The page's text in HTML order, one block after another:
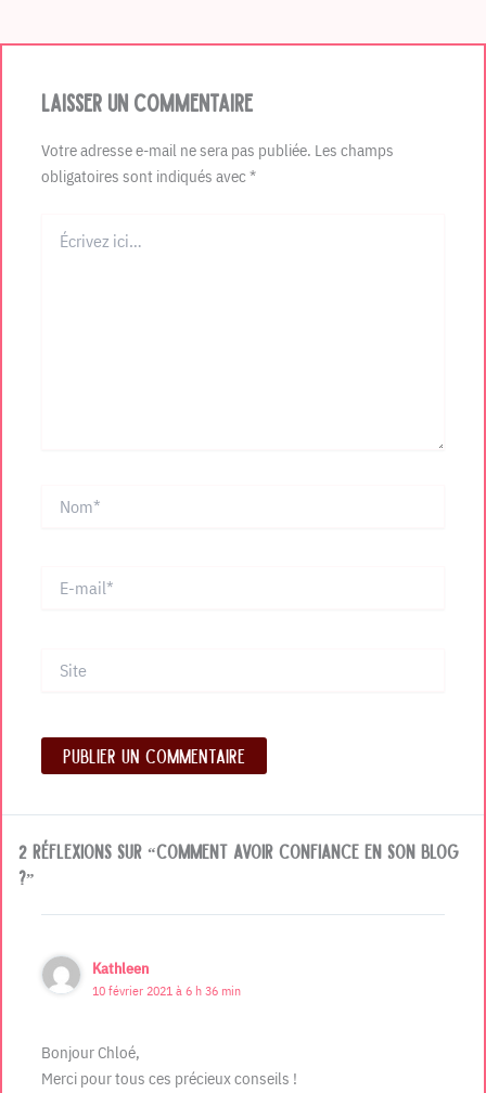
Laisser un commentaire
Votre adresse e-mail ne sera pas publiée. Les champs
obligatoires sont indiqués avec*
ici…
mail*
2 réflexions sur “Comment avoir confiance en son blog
?”
Kathleen
10 février 2021 à 6 h 36 min
Bonjour Chloé,
Merci pour tous ces précieux conseils !